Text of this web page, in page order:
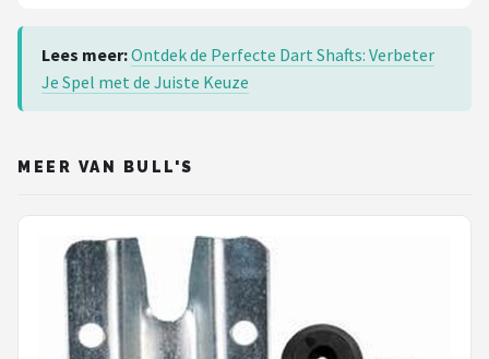
Lees meer:Ontdek de Perfecte Dart Shafts: Verbeter
Je Spel met de Juiste Keuze
MEER VAN BULL'S